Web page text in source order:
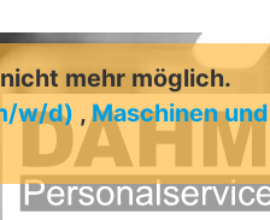
mehr möglich.
w/d) ,Maschinen